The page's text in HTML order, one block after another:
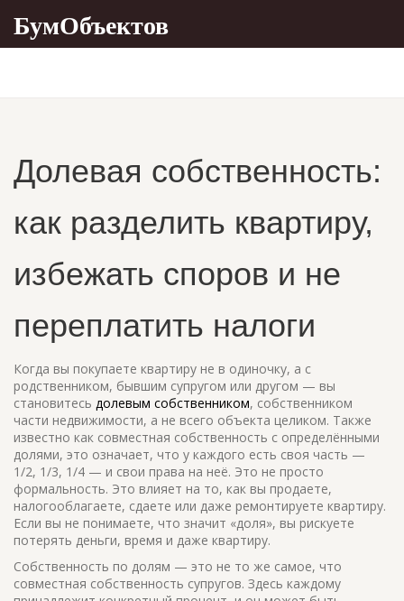
БумОбъектов
Долевая собственность:
как разделить квартиру,
избежать споров и не
переплатить налоги
Когда вы покупаете квартиру не в одиночку, а с
родственником, бывшим супругом или другом — вы
становитесь долевым собственником, собственником
части недвижимости, а не всего объекта целиком. Также
известно как совместная собственность с определёнными
долями, это означает, что у каждого есть своя часть —
1/2, 1/3, 1/4 — и свои права на неё. Это не просто
формальность. Это влияет на то, как вы продаете,
налогооблагаете, сдаете или даже ремонтируете квартиру.
Если вы не понимаете, что значит «доля», вы рискуете
потерять деньги, время и даже квартиру.
Собственность по долям — это не то же самое, что
совместная собственность супругов. Здесь каждому